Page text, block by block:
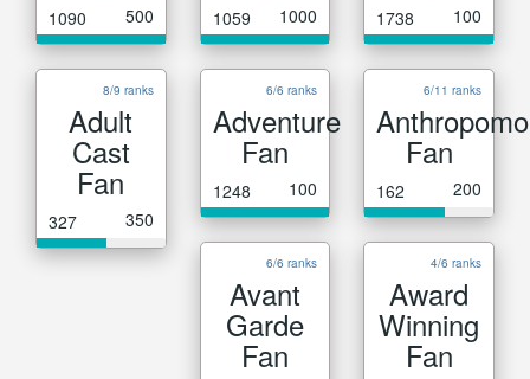
1090 500 1059 1000 1738 100
8/9 ranks
Adult
Cast
Fan
327 350
6/6 ranks
Adventure
Fan
1248 100
6/11 ranks
Fan
162 200
6/6 ranks
Avant
Garde
Fan
4/6 ranks
Award
Winning
Fan